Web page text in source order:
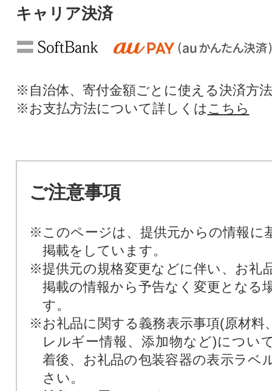
キャリア決済
※自治体、寄付金額ごとに使える決済方
※お支払方法について詳しくは こちら
ご注意事項
※このページは、提供元からの情報に
掲載をしています。
※提供元の規格変更などに伴い、お礼
掲載の情報から予告なく変更となる
す。
※お礼品に関する義務表示事項(原材料
レルギー情報、添加物など)につい
着後、お礼品の包装容器の表示ラベ
さい。